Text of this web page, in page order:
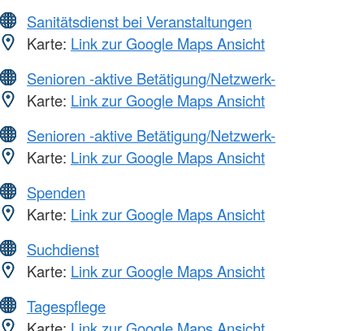
Sanitätsdienst bei Veranstaltungen
Karte: Link zur Google Maps Ansicht
Senioren -aktive Betätigung/Netzwerk-
Karte: Link zur Google Maps Ansicht
Senioren -aktive Betätigung/Netzwerk-
Karte: Link zur Google Maps Ansicht
Spenden
Karte: Link zur Google Maps Ansicht
Suchdienst
Karte: Link zur Google Maps Ansicht
Tagespflege